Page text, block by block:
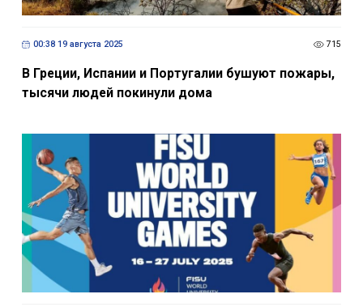
00:38 19 августа 2025 715
В Греции, Испании и Португалии бушуют пожары,
тысячи людей покинули дома